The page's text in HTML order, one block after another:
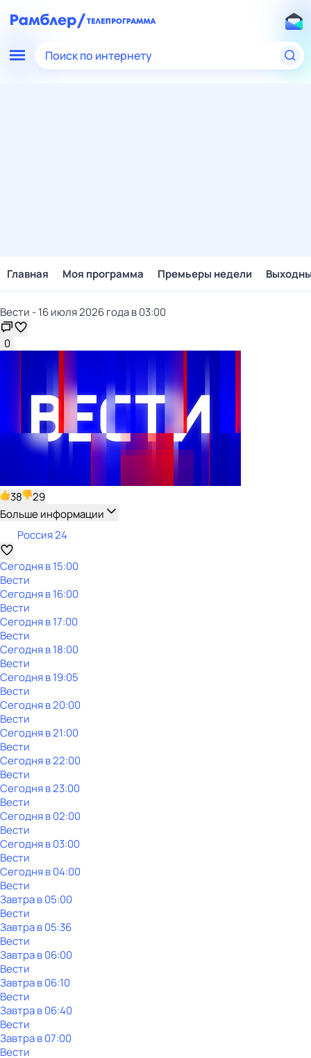
Поиск по интернету
Главная Моя программа Премьеры недели
Вести - 16 июля 2026 года в 03:00
0
38
29
Больше информации
Россия 24
Сегодня в 15:00
Вести
Сегодня в 16:00
Вести
Сегодня в 17:00
Вести
Сегодня в 18:00
Вести
Сегодня в 19:05
Вести
Сегодня в 20:00
Вести
Сегодня в 21:00
Вести
Сегодня в 22:00
Вести
Сегодня в 23:00
Вести
Сегодня в 02:00
Вести
Сегодня в 03:00
Вести
Сегодня в 04:00
Вести
Завтра в 05:00
Вести
Завтра в 05:36
Вести
Завтра в 06:00
Вести
Завтра в 06:10
Вести
Завтра в 06:40
Вести
Завтра в 07:00
Вести